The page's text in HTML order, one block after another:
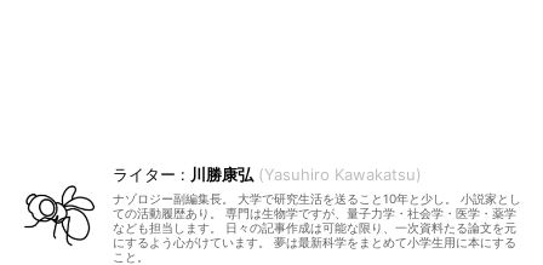
川勝康弘 Yasuhiro Kawakatsu
ナゾロジー副編集長。 大学で研究生活を送ること10年と少し。 小説家とし
ての活動履歴あり。 専門は生物学ですが、量子力学・社会学・医学・薬学
なども担当します。 日々の記事作成は可能な限り、一次資料たる論文を元
にするよう心がけています。 夢は最新科学をまとめて小学生用に本にする
こと。